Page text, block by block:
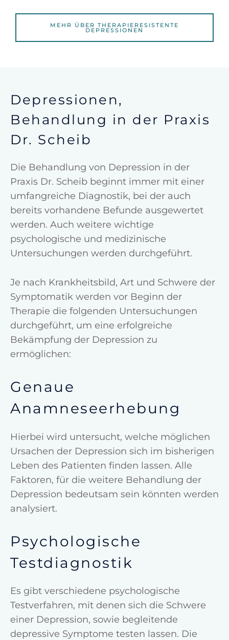
MEHR ÜBER THERAPIERESISTENTE
DEPRESSIONEN
Depressionen,
Behandlung in der Praxis
Dr. Scheib
Die Behandlung von Depression in der
Praxis Dr. Scheib beginnt immer mit einer
umfangreiche Diagnostik, bei der auch
bereits vorhandene Befunde ausgewertet
werden. Auch weitere wichtige
psychologische und medizinische
Untersuchungen werden durchgeführt.
Je nach Krankheitsbild, Art und Schwere der
Symptomatik werden vor Beginn der
Therapie die folgenden Untersuchungen
durchgeführt, um eine erfolgreiche
Bekämpfung der Depression zu
ermöglichen:
Genaue
Anamneseerhebung
Hierbei wird untersucht, welche möglichen
Ursachen der Depression sich im bisherigen
Leben des Patienten finden lassen. Alle
Faktoren, für die weitere Behandlung der
Depression bedeutsam sein könnten werden
analysiert.
Psychologische
Testdiagnostik
Es gibt verschiedene psychologische
Testverfahren, mit denen sich die Schwere
einer Depression, sowie begleitende
depressive Symptome testen lassen. Die